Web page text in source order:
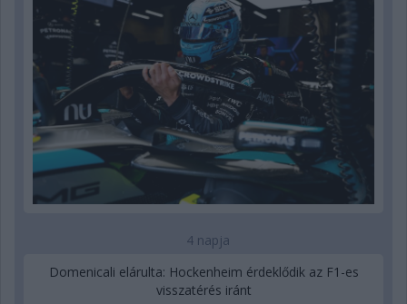
4 napja
Domenicali elárulta: Hockenheim érdeklődik az F1-es
visszatérés iránt